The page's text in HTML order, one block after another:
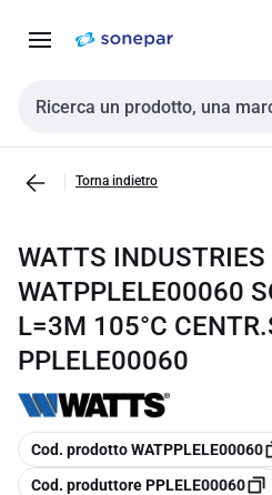
navigazione alla
Cerca input
Torna indietro
WATTS
WATPPLELE00060
L=3M 105°C
PPLELE00060
copia
Cod. prodotto WATPPLELE00060
copia
Cod. produttore PPLELE00060